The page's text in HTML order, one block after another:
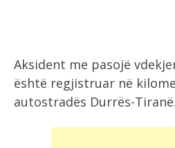
Aksident me pasojë
është regjistruar në
autostradës Durrës-Tiranë.